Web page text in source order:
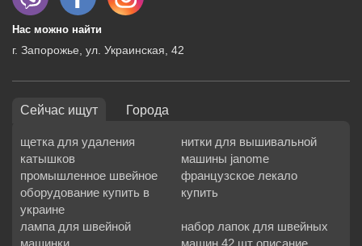
Нас можно найти
г. Запорожье, ул. Украинская, 42
Сейчас ищут Города
щетка для удаления
катышков
нитки для вышивальной
машины janome
промышленное швейное
оборудование купить в
украине
французское лекало
купить
лампа для швейной
машинки
набор лапок для швейных
машин 42 шт описание